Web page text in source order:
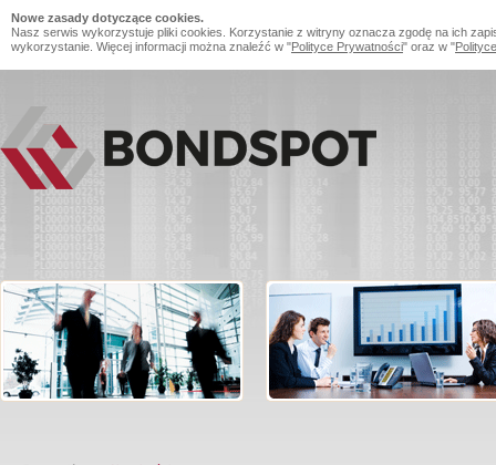
Nowe zasady dotyczące cookies.
Nasz serwis wykorzystuje pliki cookies. Korzystanie z witryny oznacza zgodę na ich
wykorzystanie. Więcej informacji można znaleźć w "Polityce Prywatności" oraz w "